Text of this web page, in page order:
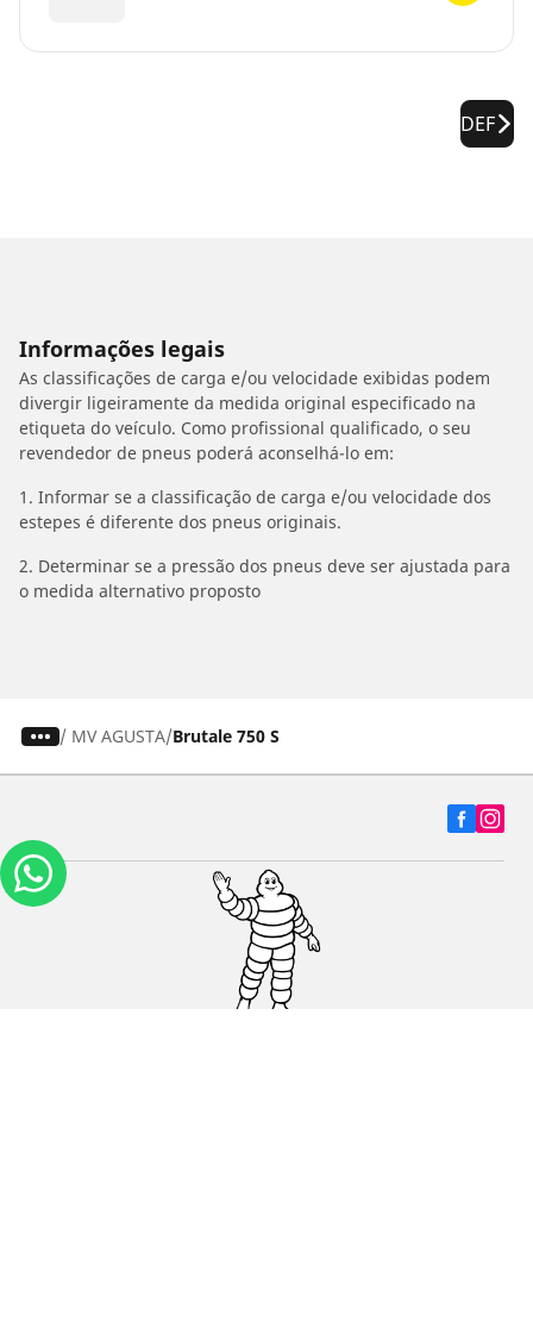
DEF
Informações legais
As classificações de carga e/ou velocidade exibidas podem
divergir ligeiramente da medida original especificado na
etiqueta do veículo. Como profissional qualificado, o seu
revendedor de pneus poderá aconselhá-lo em:
1. Informar se a classificação de carga e/ou velocidade dos
estepes é diferente dos pneus originais.
2. Determinar se a pressão dos pneus deve ser ajustada para
o medida alternativo proposto
/ MV AGUSTA Brutale 750 S